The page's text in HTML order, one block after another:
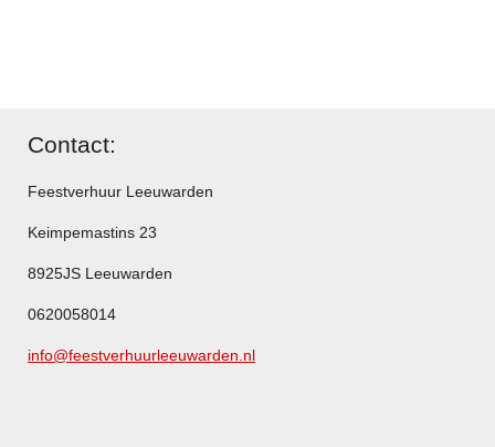
Contact:
Feestverhuur Leeuwarden
Keimpemastins 23
8925JS Leeuwarden
0620058014
info@feestverhuurleeuwarden.nl